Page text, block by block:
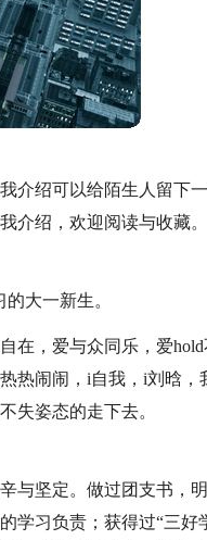
介绍可以给陌生人留下
介绍，欢迎阅读与收藏。
大一新生。
在，爱与众同乐，爱hold
热闹闹，i自我，i刘晗，
失姿态的走下去。
与坚定。做过团支书，
学习负责；获得过“三好